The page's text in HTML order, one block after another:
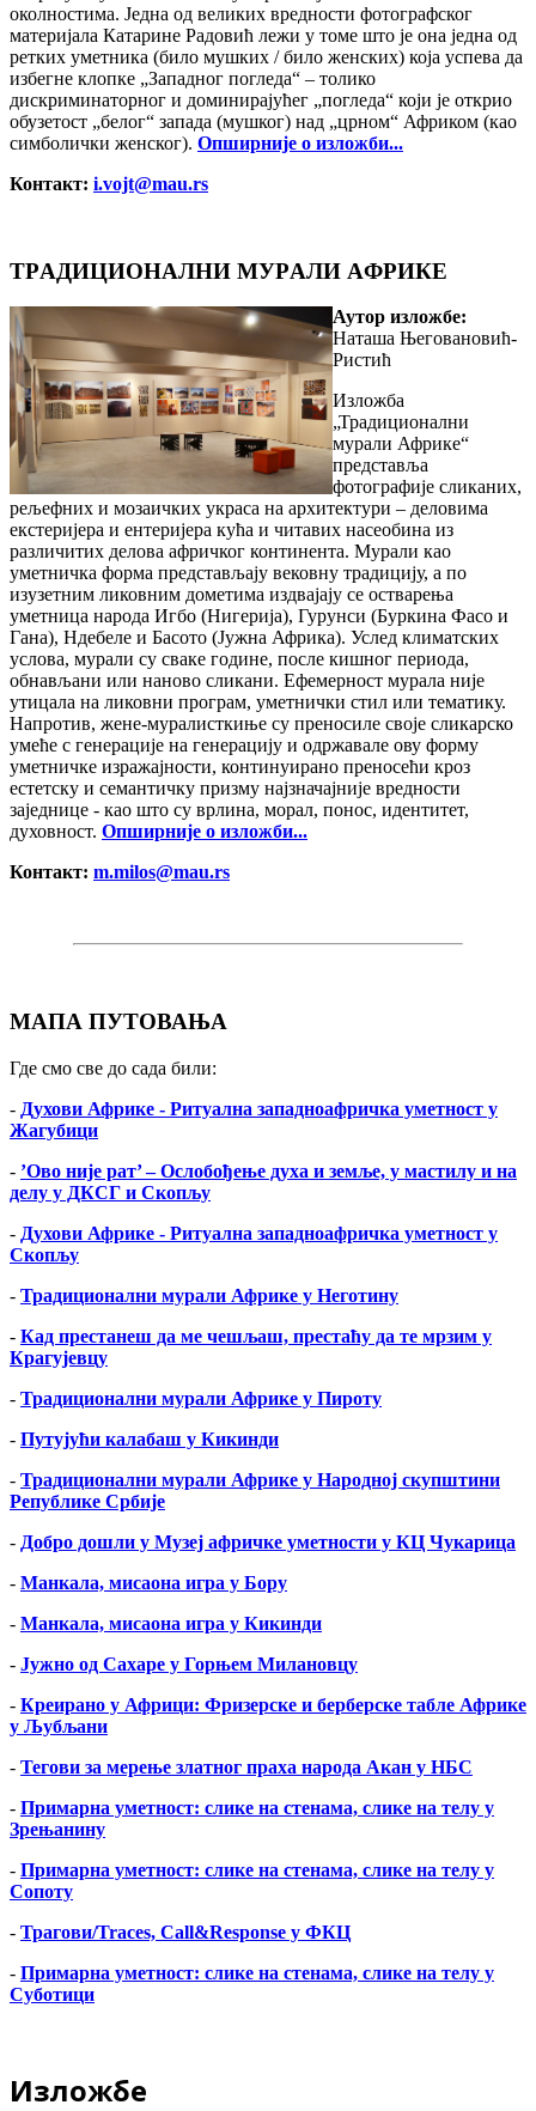
околностима. Једна од великих вредности фотографског
материјала Катарине Радовић лежи у томе што је она једна од
ретких уметника (било мушких / било женских) која успева да
избегне клопке „Западног погледа“ – толико
дискриминаторног и доминирајућег „погледа“ који је открио
обузетост „белог“ запада (мушког) над „црном“ Африком (као
симболички женског). Опширније о изложби...
Контакт: i.vojt@mau.rs
TРAДИЦИOНAЛНИ MУРAЛИ AФРИКE
Аутор изложбе:
Наташа Његовановић-
Ристић
Изложба
„Традиционални
мурали Африке“
представља
фотографије сликаних,
рељефних и мозаичких украса на архитектури – деловима
екстеријера и ентеријера кућа и читавих насеобина из
различитих делова афричког континента. Мурали као
уметничка форма представљају вековну традицију, а по
изузетним ликовним дометима издвајају се остварења
уметница народа Игбо (Нигерија), Гурунси (Буркина Фасо и
Гана), Ндебеле и Басото (Јужна Африка). Услед климатских
услова, мурали су сваке године, после кишног периода,
обнављани или наново сликани. Ефемерност мурала није
утицала на ликовни програм, уметнички стил или тематику.
Напротив, жене-муралисткиње су преносиле своје сликарско
умеће с генерације на генерацију и одржавале ову форму
уметничке изражајности, континуирано преносећи кроз
естетску и семантичку призму најзначајније вредности
заједнице - као што су врлина, морал, понос, идентитет,
духовност. Опширније о изложби...
Контакт: m.milos@mau.rs
МАПА ПУТОВАЊА
Где смо све до сада били:
- Духови Африке - Ритуална западноафричка уметност у
Жагубици
- ’Ово није рат’ – Ослобођење духа и земље, у мастилу и на
делу у ДКСГ и Скопљу
- Духови Африке - Ритуална западноафричка уметност у
Скопљу
- Традиционални мурали Африке у Неготину
- Кад престанеш да ме чешљаш, престаћу да те мрзим у
Крагујевцу
- Традиционални мурали Африке у Пироту
- Путујући калабаш у Кикинди
- Традиционални мурали Африке у Народној скупштини
Републике Србије
- Добро дошли у Музеј афричке уметности у КЦ Чукарица
- Манкала, мисаона игра у Бору
- Манкала, мисаона игра у Кикинди
- Јужно од Сахаре у Горњем Милановцу
- Креирано у Африци: Фризерске и берберске табле Африке
у Љубљани
- Тегови за мерење златног праха народа Акан у НБС
- Примарна уметност: слике на стенама, слике на телу у
Зрењанину
- Примарна уметност: слике на стенама, слике на телу у
Сопоту
- Трагови/Traces, Call&Response у ФКЦ
- Примарна уметност: слике на стенама, слике на телу у
Суботици
Изложбе